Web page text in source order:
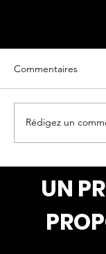
Oeuvre
Commentaires
Rédigez un
UN